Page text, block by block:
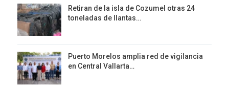
Retiran de la isla de Cozumel otras 24
toneladas de llantas…
Puerto Morelos amplia red de vigilancia
en Central Vallarta…